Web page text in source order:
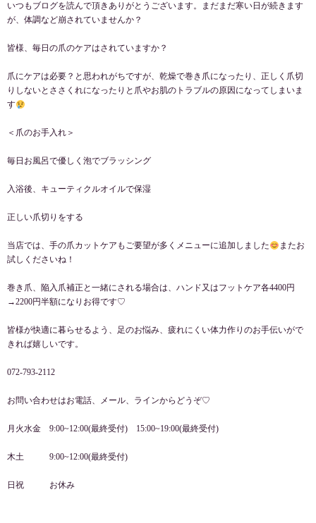
いつもブログを読んで頂きありがとうございます。まだまだ寒い日が続きます
が、体調など崩されていませんか？
皆様、毎日の爪のケアはされていますか？
爪にケアは必要？と思われがちですが、乾燥で巻き爪になったり、正しく爪切
りしないとささくれになったりと爪やお肌のトラブルの原因になってしまいま
す
＜爪のお手入れ＞
毎日お風呂で優しく泡でブラッシング
入浴後、キューティクルオイルで保湿
正しい爪切りをする
当店では、手の爪カットケアもご要望が多くメニューに追加しました
またお
試しくださいね！
巻き爪、陥入爪補正と一緒にされる場合は、ハンド又はフットケア各4400円
→2200円半額になりお得です♡
皆様が快適に暮らせるよう、足のお悩み、疲れにくい体力作りのお手伝いがで
きれば嬉しいです。
072-793-2112
お問い合わせはお電話、メール、ラインからどうぞ♡
月火水金 9:00~12:00(最終受付) 15:00~19:00(最終受付)
木土 9:00~12:00(最終受付)
日祝 お休み